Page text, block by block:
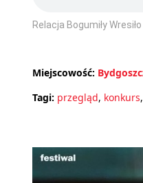
Relacja Bogumiły Wresiło
Miejscowość:
Tagi: przegląd, konkurs,